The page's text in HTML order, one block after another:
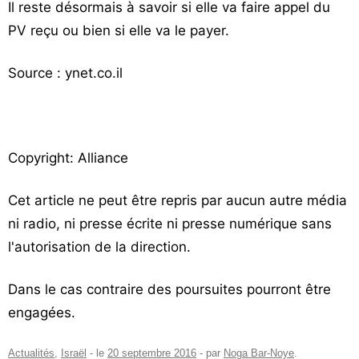
Il reste désormais à savoir si elle va faire appel du
PV reçu ou bien si elle va le payer.
Source : ynet.co.il
Copyright: Alliance
Cet article ne peut être repris par aucun autre média
ni radio, ni presse écrite ni presse numérique sans
l'autorisation de la direction.
Dans le cas contraire des poursuites pourront être
engagées.
Actualités, Israël - le 20 septembre 2016 - par Noga Bar-Noye.